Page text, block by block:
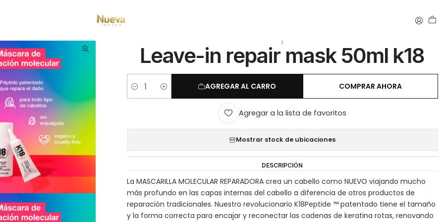
|
Leave-in repair mask 50ml k18
Cantidad AGREGAR AL CARRO COMPRAR AHORA
Agregar a la lista de favoritos
Mostrar stock de ubicaciones
DESCRIPCIÓN
La MASCARILLA MOLECULAR REPARADORA crea un cabello como NUEVO viajando mucho
más profundo en las capas internas del cabello a diferencia de otros productos de
reparación tradicionales. Nuestro revolucionario K18Peptide ™ patentado tiene el tamaño
y la forma correcta para encajar y reconectar las cadenas de keratina rotas, renovando